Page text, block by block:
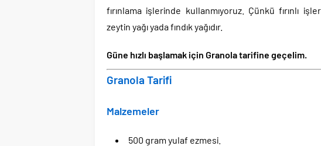
fırınlama işlerinde kullanmıyoruz. Çünkü fırınlı
zeytin yağı yada fındık yağıdır.
Güne hızlı başlamak için Granola tarifine geçelim.
Granola Tarifi
Malzemeler
500 gram yulaf ezmesi.